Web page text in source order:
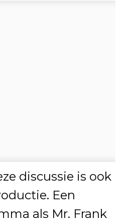
discussie is ook
Een
als Mr. Frank